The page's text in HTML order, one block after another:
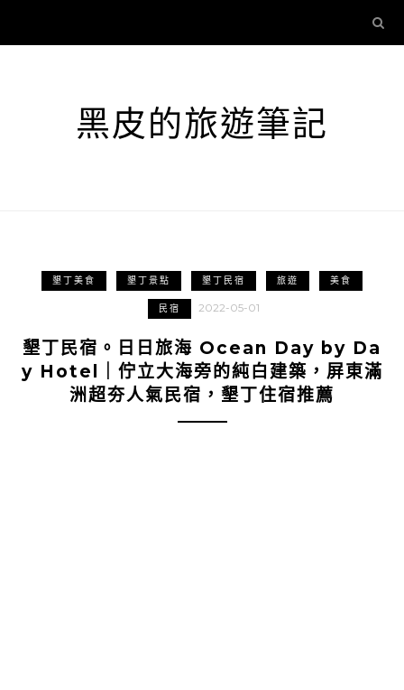
黑皮的旅遊筆記
墾丁美食 墾丁景點 墾丁民宿 旅遊 美食
民宿 2022-05-01
墾丁民宿。日日旅海 Ocean Day by Da
y Hotel｜佇立大海旁的純白建築，屏東滿
洲超夯人氣民宿，墾丁住宿推薦